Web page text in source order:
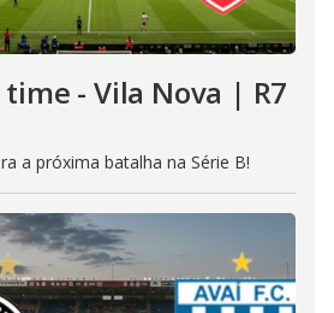
time - Vila Nova | R7
a próxima batalha na Série B!